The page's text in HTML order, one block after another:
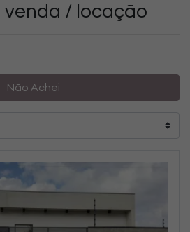
venda / locação
Não Achei